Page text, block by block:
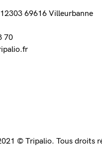
69616 Villeurbanne
70
© Tripalio. Tous droits